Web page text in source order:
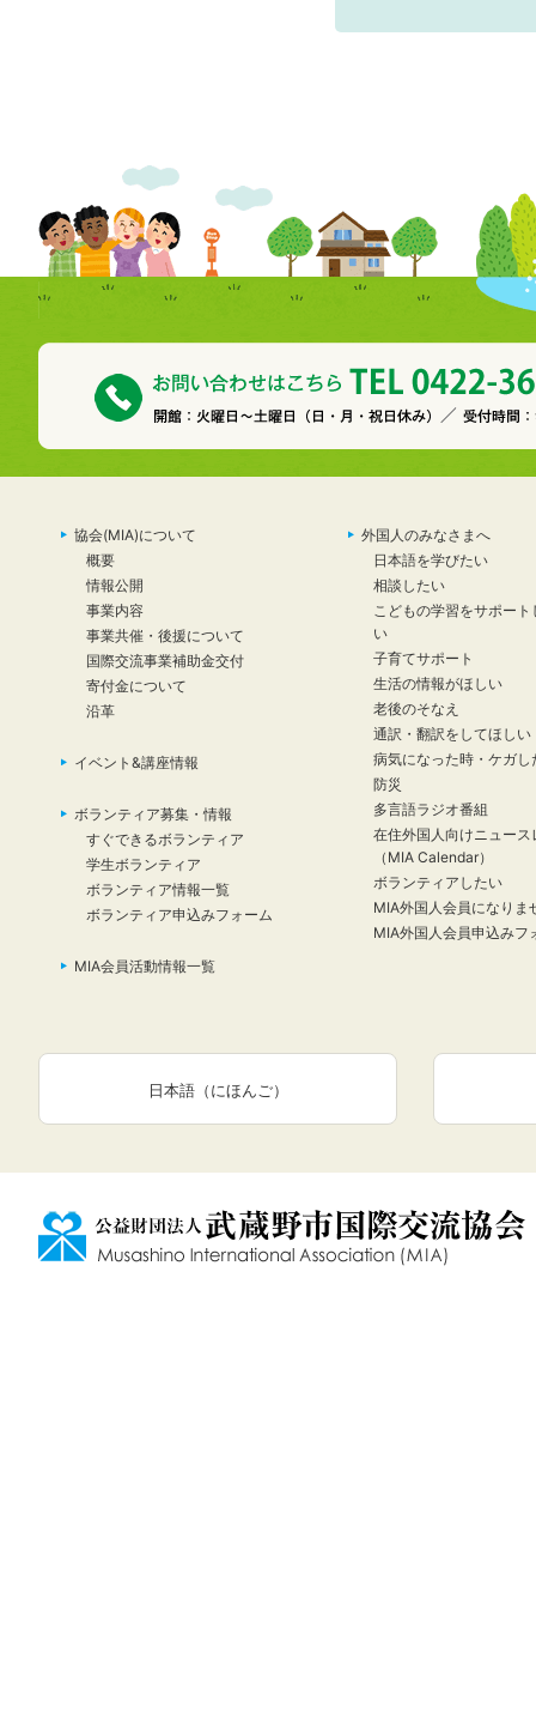
協会(MIA)について
概要
情報公開
事業内容
事業共催・後援について
国際交流事業補助金交付
寄付金について
沿革
イベント&講座情報
ボランティア募集・情報
すぐできるボランティア
学生ボランティア
ボランティア情報一覧
ボランティア申込みフォーム
MIA会員活動情報一覧
外国人のみなさまへ
日本語を学びたい
相談したい
こどもの学習をサポート
い
子育てサポート
生活の情報がほしい
老後のそなえ
通訳・翻訳をしてほしい
病気になった時・ケガし
防災
多言語ラジオ番組
在住外国人向けニュース
（MIA Calendar）
ボランティアしたい
MIA外国人会員になりま
MIA外国人会員申込みフ
日本語（にほんご）